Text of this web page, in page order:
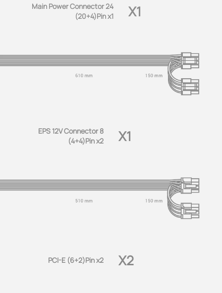
Main Power Connector 24
(20+4)Pin x1
X1
EPS 12V Connector 8
(4+4)Pin x2
X1
PCI-E (6+2)Pin x2 X2